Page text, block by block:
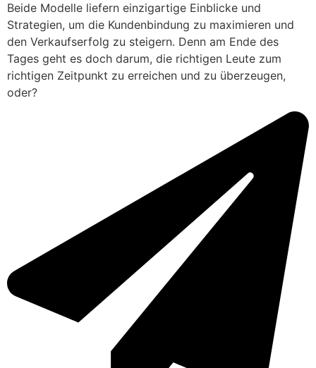
Beide Modelle liefern einzigartige Einblicke und
Strategien, um die Kundenbindung zu maximieren und
den Verkaufserfolg zu steigern. Denn am Ende des
Tages geht es doch darum, die richtigen Leute zum
richtigen Zeitpunkt zu erreichen und zu überzeugen,
oder?